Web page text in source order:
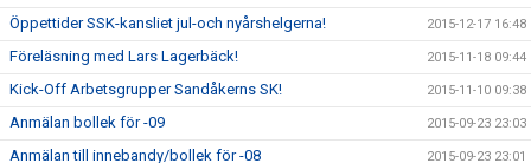
Öppettider SSK-kansliet jul-och nyårshelgerna! 2015-12-17 16:48
Föreläsning med Lars Lagerbäck! 2015-11-18 09:44
Kick-Off Arbetsgrupper Sandåkerns SK! 2015-11-10 09:38
Anmälan bollek för -09 2015-09-23 23:03
Anmälan till innebandy/bollek för -08 2015-09-23 23:01